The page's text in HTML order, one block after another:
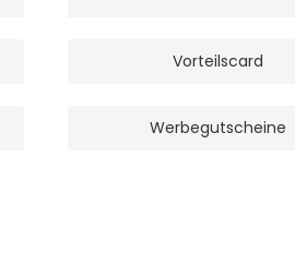
Vorteilscard
Werbegutscheine